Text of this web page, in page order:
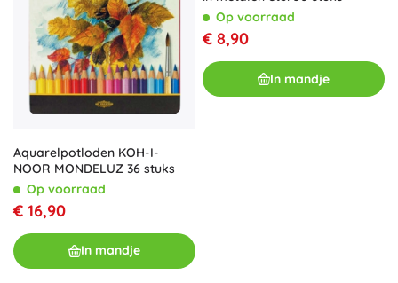
Aquarelpotloden KOH-I-
NOOR MONDELUZ 36 stuks
Op voorraad
€ 16,90
In mandje
Op voorraad
€ 8,90
In mandje